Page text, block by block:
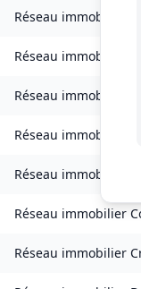
Réseau immobilier
Réseau immobilier
Réseau immobilier
Réseau immobilier
Réseau immobilier
Réseau immobilier
Réseau immobilier